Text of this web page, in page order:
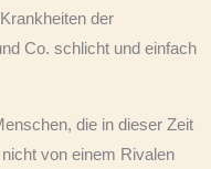
der
Co. schlicht und einfach
die in dieser Zeit
von einem Rivalen